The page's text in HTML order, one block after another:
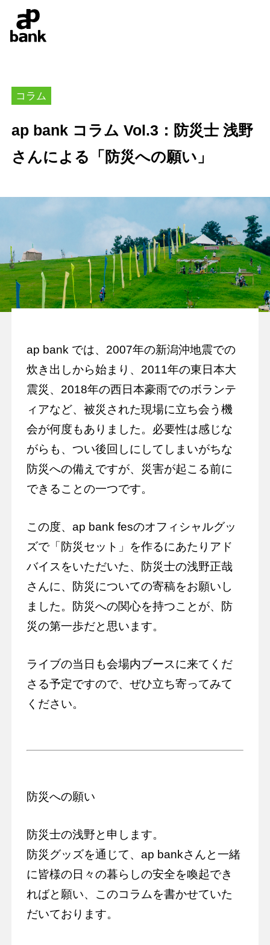
コラム
ap bank コラム Vol.3：防災士 浅野
さんによる「防災への願い」
ap bank では、2007年の新潟沖地震での
炊き出しから始まり、2011年の東日本大
震災、2018年の西日本豪雨でのボランテ
ィアなど、被災された現場に立ち会う機
会が何度もありました。必要性は感じな
がらも、つい後回しにしてしまいがちな
防災への備えですが、災害が起こる前に
できることの一つです。
この度、ap bank fesのオフィシャルグッ
ズで「防災セット」を作るにあたりアド
バイスをいただいた、防災士の浅野正哉
さんに、防災についての寄稿をお願いし
ました。防災への関心を持つことが、防
災の第一歩だと思います。
ライブの当日も会場内ブースに来てくだ
さる予定ですので、ぜひ立ち寄ってみて
ください。
防災への願い
防災士の浅野と申します。
防災グッズを通じて、ap bankさんと一緒
に皆様の日々の暮らしの安全を喚起でき
ればと願い、このコラムを書かせていた
だいております。